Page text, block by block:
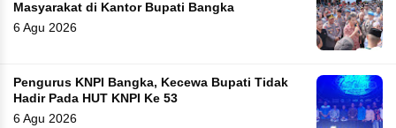
Masyarakat di Kantor Bupati Bangka
6 Agu 2026
Pengurus KNPI Bangka, Kecewa Bupati Tidak
Hadir Pada HUT KNPI Ke 53
6 Agu 2026